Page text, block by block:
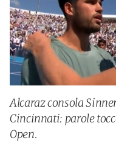
Alcaraz consola
Cincinnati: parole
Open.